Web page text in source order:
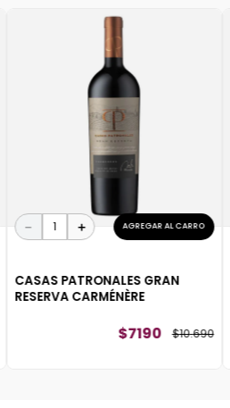
＋
－ AGREGAR AL CARRO
CASAS PATRONALES GRAN
RESERVA CARMÉNÈRE
$7190 $10.690